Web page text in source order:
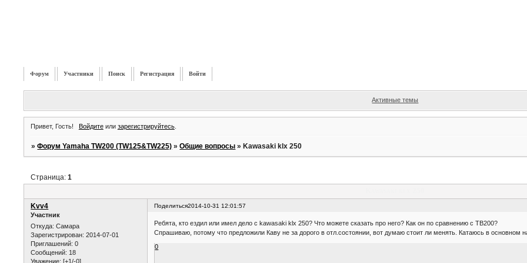
Форум Участники Поиск Регистрация Войти
Активные темы
Привет, Гость! Войдитеили зарегистрируйтесь.
»Форум Yamaha TW200 (TW125&TW225) »Общие вопросы »Kawasaki klx 250
Страница:1
Поделиться2014-10-31 12:01:57
Kvv4
Участник
Откуда: Самара
Зарегистрирован: 2014-07-01
Приглашений: 0
Сообщений: 18
Уважение: [+1/-0]
Ребята, кто ездил или имел дело с kawasaki klx 250? Что можете сказать про него? Как он по сравнению с ТВ200?
Спрашиваю, потому что предложили Каву не за дорого в отл.состоянии, вот думаю стоит ли менять. Катаюсь в основном
0